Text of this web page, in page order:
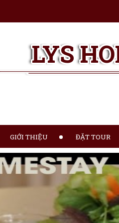
LYS
GIỚI THIỆU ĐẶT TOUR